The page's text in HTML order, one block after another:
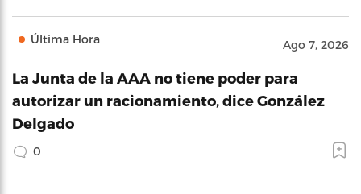
Última Hora Ago 7, 2026
La Junta de la AAA no tiene poder para
autorizar un racionamiento, dice González
Delgado
0